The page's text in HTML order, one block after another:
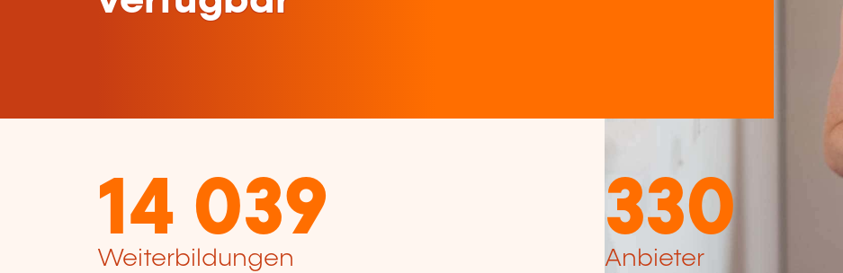
14 039
Weiterbildungen
330
Anbieter